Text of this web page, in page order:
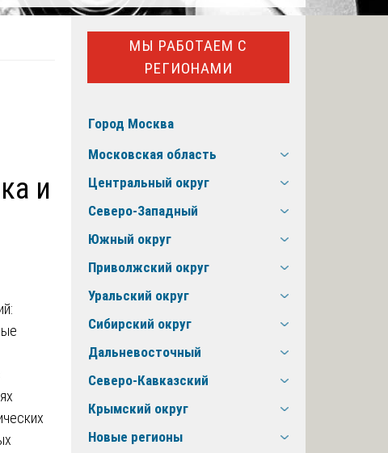
и
МЫ РАБОТАЕМ С
РЕГИОНАМИ
Город Москва
Московская область
Центральный округ
Северо-Западный
Южный округ
Приволжский округ
Уральский округ
Сибирский округ
Дальневосточный
Северо-Кавказский
Крымский округ
Новые регионы